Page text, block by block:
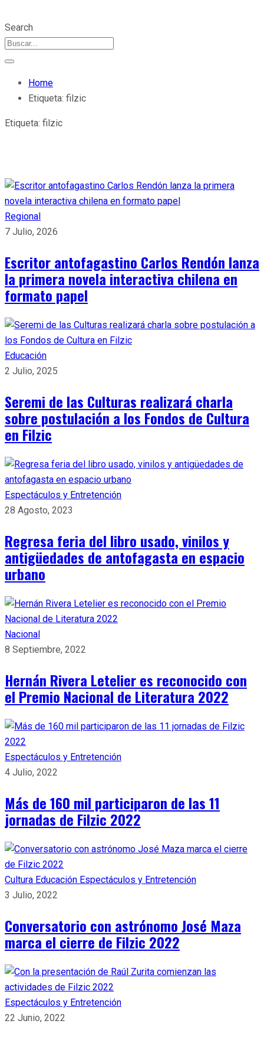
Search
Home
Etiqueta: filzic
Etiqueta: filzic
Regional
7 Julio, 2026
Escritor antofagastino Carlos Rendón lanza
la primera novela interactiva chilena en
formato papel
Educación
2 Julio, 2025
Seremi de las Culturas realizará charla
sobre postulación a los Fondos de Cultura
en Filzic
Espectáculos y Entretención
28 Agosto, 2023
Regresa feria del libro usado, vinilos y
antigüedades de antofagasta en espacio
urbano
Nacional
8 Septiembre, 2022
Hernán Rivera Letelier es reconocido con
el Premio Nacional de Literatura 2022
Espectáculos y Entretención
4 Julio, 2022
Más de 160 mil participaron de las 11
jornadas de Filzic 2022
Cultura Educación Espectáculos y Entretención
3 Julio, 2022
Conversatorio con astrónomo José Maza
marca el cierre de Filzic 2022
Espectáculos y Entretención
22 Junio, 2022